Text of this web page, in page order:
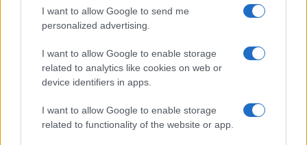
I want to allow Google to send me
personalized advertising.
I want to allow Google to enable storage
related to analytics like cookies on web or
device identifiers in apps.
I want to allow Google to enable storage
related to functionality of the website or app.
técnicas, subsidios y compras públicas